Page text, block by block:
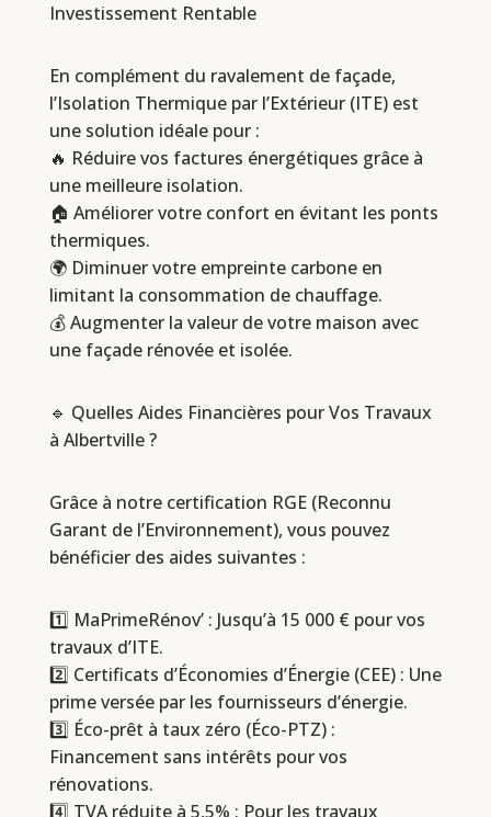
Investissement Rentable
En complément du ravalement de façade,
l’Isolation Thermique par l’Extérieur (ITE) est
une solution idéale pour :
🔥 Réduire vos factures énergétiques grâce à
une meilleure isolation.
🏠 Améliorer votre confort en évitant les ponts
thermiques.
🌍 Diminuer votre empreinte carbone en
limitant la consommation de chauffage.
💰 Augmenter la valeur de votre maison avec
une façade rénovée et isolée.
🔹 Quelles Aides Financières pour Vos Travaux
à Albertville ?
Grâce à notre certification RGE (Reconnu
Garant de l’Environnement), vous pouvez
bénéficier des aides suivantes :
1️⃣ MaPrimeRénov’ : Jusqu’à 15 000 € pour vos
travaux d’ITE.
2️⃣ Certificats d’Économies d’Énergie (CEE) : Une
prime versée par les fournisseurs d’énergie.
3️⃣ Éco-prêt à taux zéro (Éco-PTZ) :
Financement sans intérêts pour vos
rénovations.
4️⃣ TVA réduite à 5,5% : Pour les travaux